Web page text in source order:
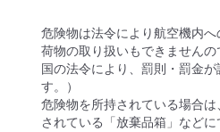
危険物は法令により航空機内
荷物の取り扱いもできません
国の法令により、罰則・罰金
す。）
危険物を所持されている場合
されている「放棄品箱」などに